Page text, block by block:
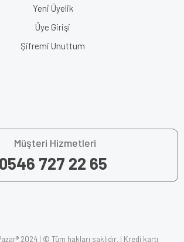
Yeni Üyelik
Üye Girişi
Şifremi Unuttum
Müşteri Hizmetleri
0546 727 22 65
2024 | © Tüm hakları saklıdır. | Kredi kartı